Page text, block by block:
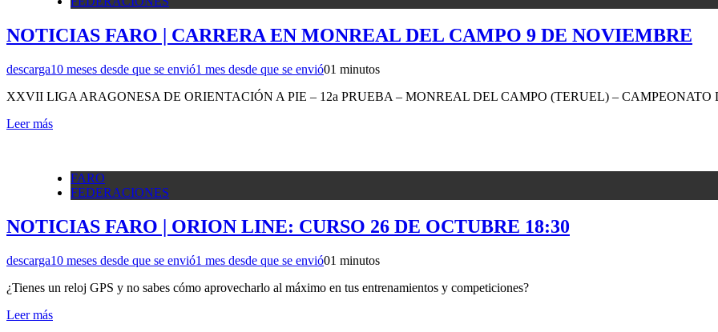
NOTICIAS FARO | CARRERA EN MONREAL DEL CAMPO 9 DE NOVIEMBRE
descarga10 meses desde que se envió1 mes desde que se envió01 minutos
XXVII LIGA ARAGONESA DE ORIENTACIÓN A PIE – 12a PRUEBA – MONREAL DEL CAMPO (TERUEL) – CAMPEONATO
Leer más
FARO
FEDERACIONES
NOTICIAS FARO | ORION LINE: CURSO 26 DE OCTUBRE 18:30
descarga10 meses desde que se envió1 mes desde que se envió01 minutos
¿Tienes un reloj GPS y no sabes cómo aprovecharlo al máximo en tus entrenamientos y competiciones?
Leer más